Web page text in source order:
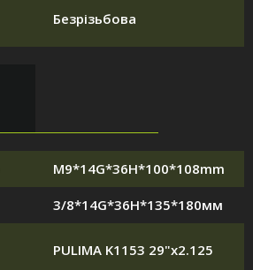
Безрізьбова
M9*14G*36H*100*108mm
3/8*14G*36H*135*180мм
PULIMA K1153 29"x2.125